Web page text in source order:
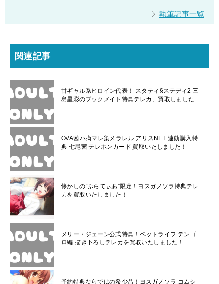
執筆記事一覧
関連記事
甘ギャル系ヒロイン代表！ スタディ§ステディ2 三
島星彩のブックメイト特典テレカ、買取しました！
OVA茜ハ摘マレ染メラレル アリスNET 連動購入特
典 七尾茜 テレホンカード 買取いたしました！
懐かしの“ぷらてぃあ”限定！ヨスガノソラ特典テレ
カを買取いたしました！
メリー・ジェーン公式特典！ペットライフ テンゴ
ロ編 描き下ろしテレカを買取いたしました！
予約特典ならではの希少品！ヨスガノソラ コムシ